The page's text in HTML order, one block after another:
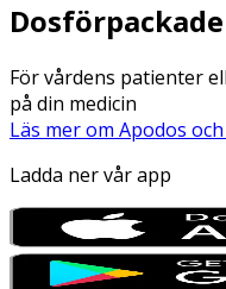
För vårdens patienter
på din medicin
Läs mer om Apodos
Ladda ner vår app